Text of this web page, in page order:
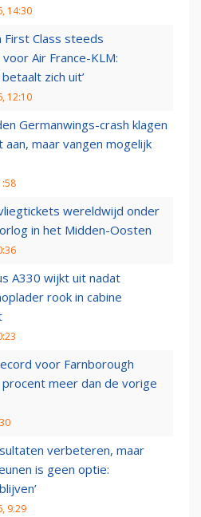
14:30
First Class steeds
Air France-KLM:
zich uit’
12:10
Germanwings-crash klagen
aan, maar vangen mogelijk
wereldwijd onder
in het Midden-Oosten
A330 wijkt uit nadat
rook in cabine
voor Farnborough
meer dan de vorige
verbeteren, maar
is geen optie:
9:29